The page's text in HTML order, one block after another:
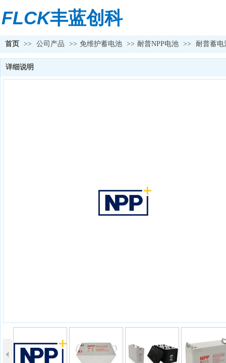
FLCK丰蓝创科
首页 >> 公司产品 >> 免维护蓄电池 >> 耐普NPP电池 >> 耐普蓄电
详细说明